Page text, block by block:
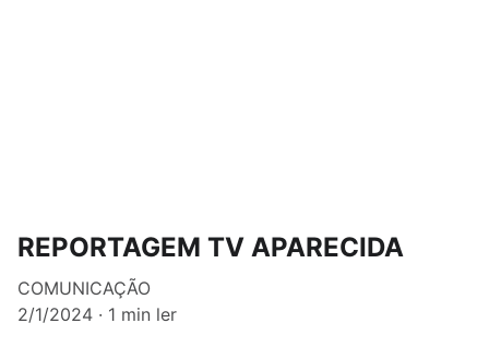
REPORTAGEM TV APARECIDA
COMUNICAÇÃO
2/1/2024
1 min ler